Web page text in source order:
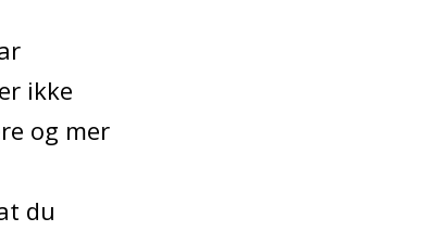
ikke
og mer
du